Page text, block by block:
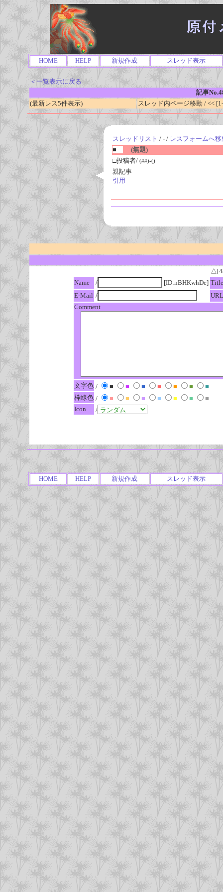
HOME HELP 新規作成 スレッド表示
＜一覧表示に戻る
記事
(最新レス5件表示)
スレッド内ページ移動 / <<
スレッドリスト / - / レスフォームへ移
■
(無題)
□投稿者/ (##)-()
親記事
引用
Name
/ [ID:nBHKwhDe] Title
E-Mail /
URL
Comment
文字色 / ■ ■ ■ ■ ■ ■
■
枠線色 / ■ ■ ■ ■ ■ ■
■
Icon
/
HOME HELP 新規作成 スレッド表示